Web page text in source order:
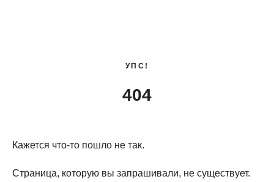
УПС!
404
Кажется что-то пошло не так.
Страница, которую вы запрашивали, не существует.